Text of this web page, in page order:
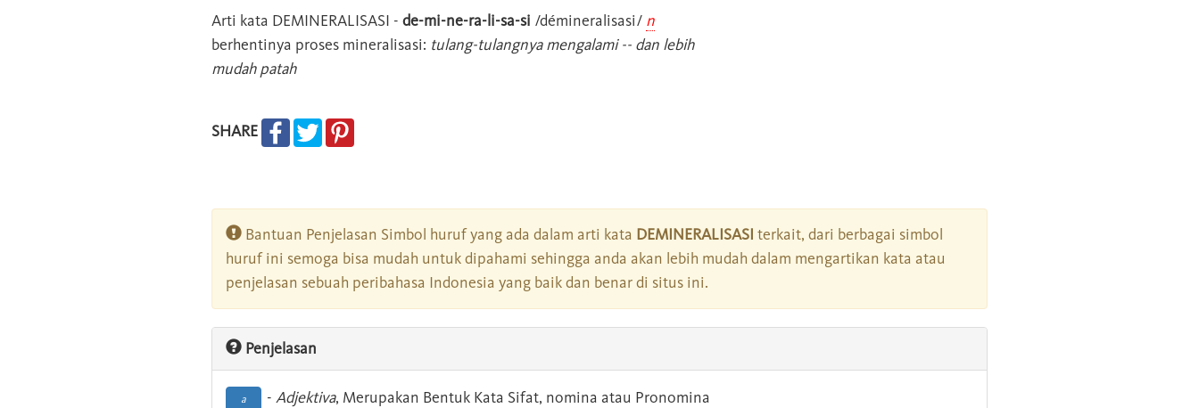
Arti kata DEMINERALISASI - de-mi-ne-ra-li-sa-si /démineralisasi/ n
berhentinya proses mineralisasi: tulang-tulangnya mengalami -- dan lebih
mudah patah
SHARE
Bantuan Penjelasan Simbol huruf yang ada dalam arti kata DEMINERALISASI terkait, dari berbagai simbol
huruf ini semoga bisa mudah untuk dipahami sehingga anda akan lebih mudah dalam mengartikan kata atau
penjelasan sebuah peribahasa Indonesia yang baik dan benar di situs ini.
Penjelasan
a - Adjektiva, Merupakan Bentuk Kata Sifat, nomina atau Pronomina